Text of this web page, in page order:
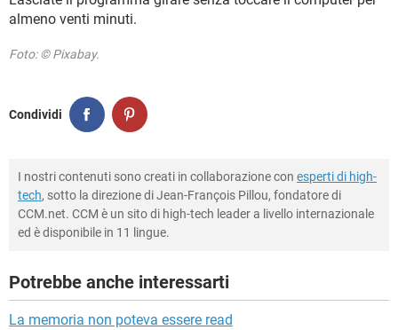
almeno venti minuti.
Foto: © Pixabay.
Condividi
I nostri contenuti sono creati in collaborazione con esperti di high-
tech, sotto la direzione di Jean-François Pillou, fondatore di
CCM.net. CCM è un sito di high-tech leader a livello internazionale
ed è disponibile in 11 lingue.
Potrebbe anche interessarti
La memoria non poteva essere read